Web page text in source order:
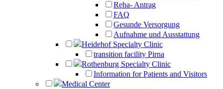
Reha- Antrag
FAQ
Gesunde Versorgung
Aufnahme und Ausstattung
Heidehof Specialty Clinic
transition facility Pirna
Rothenburg Specialty Clinic
Information for Patients and Visitors
Medical Center